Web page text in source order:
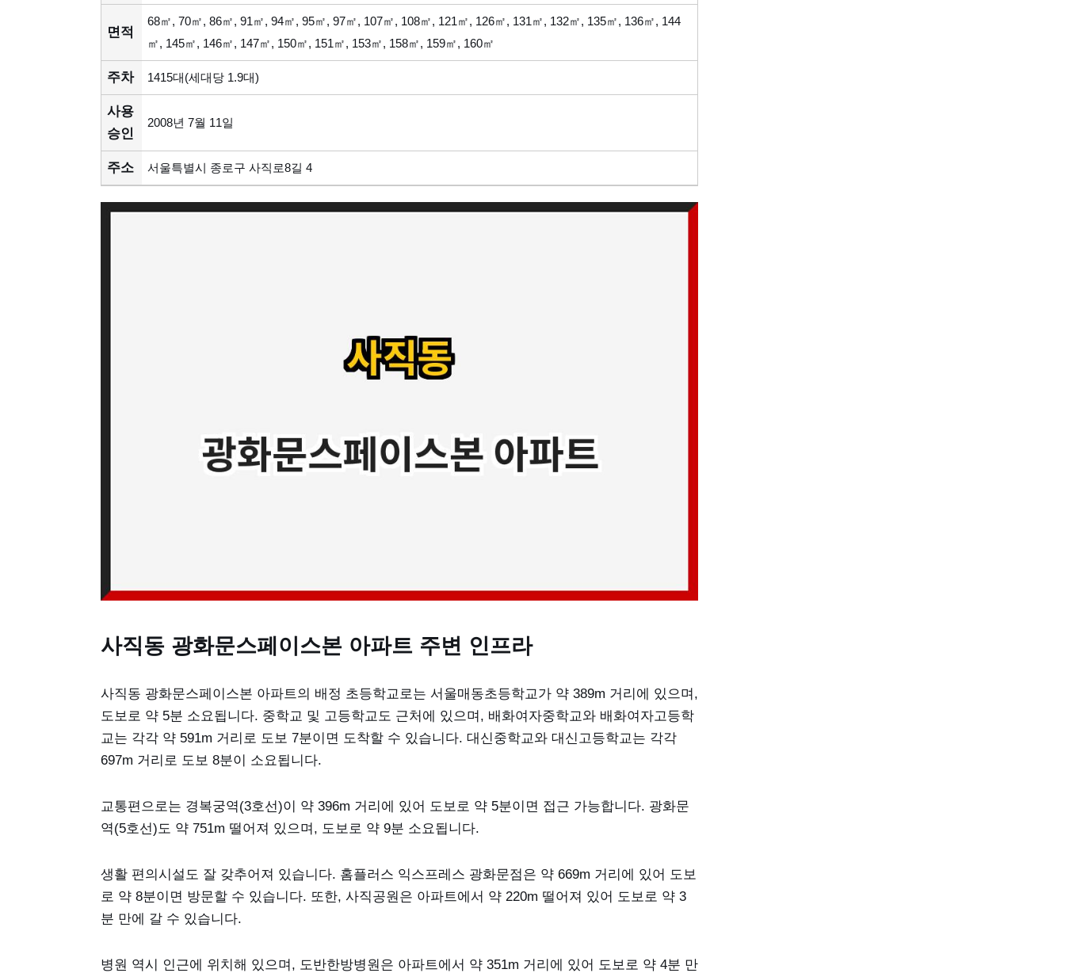
면적
68㎡, 70㎡, 86㎡, 91㎡, 94㎡, 95㎡, 97㎡, 107㎡, 108㎡, 121㎡, 126㎡, 131㎡, 132㎡, 135㎡, 136㎡, 144
㎡, 145㎡, 146㎡, 147㎡, 150㎡, 151㎡, 153㎡, 158㎡, 159㎡, 160㎡
주차 1415대(세대당 1.9대)
사용
승인
2008년 7월 11일
주소 서울특별시 종로구 사직로8길 4
사직동 광화문스페이스본 아파트 주변 인프라
사직동 광화문스페이스본 아파트의 배정 초등학교로는 서울매동초등학교가 약 389m 거리에 있으며,
도보로 약 5분 소요됩니다. 중학교 및 고등학교도 근처에 있으며, 배화여자중학교와 배화여자고등학
교는 각각 약 591m 거리로 도보 7분이면 도착할 수 있습니다. 대신중학교와 대신고등학교는 각각
697m 거리로 도보 8분이 소요됩니다.
교통편으로는 경복궁역(3호선)이 약 396m 거리에 있어 도보로 약 5분이면 접근 가능합니다. 광화문
역(5호선)도 약 751m 떨어져 있으며, 도보로 약 9분 소요됩니다.
생활 편의시설도 잘 갖추어져 있습니다. 홈플러스 익스프레스 광화문점은 약 669m 거리에 있어 도보
로 약 8분이면 방문할 수 있습니다. 또한, 사직공원은 아파트에서 약 220m 떨어져 있어 도보로 약 3
분 만에 갈 수 있습니다.
병원 역시 인근에 위치해 있으며, 도반한방병원은 아파트에서 약 351m 거리에 있어 도보로 약 4분 만